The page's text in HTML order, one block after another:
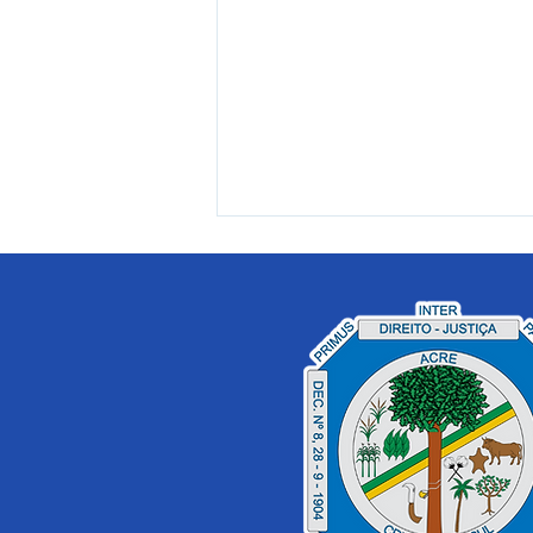
PE 023/2025 - Aviso de
Licitação